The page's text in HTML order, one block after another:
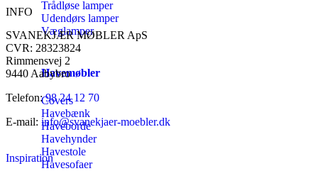
Trådløse lamper
Udendørs lamper
Væglamper
Havemøbler
Covers
Havebænk
Haveborde
Havehynder
Havestole
Havesofaer
INFO
SVANEKJÆR MØBLER ApS
CVR: 28323824
Rimmensvej 2
9440 Aabybro
Telefon:98 24 12 70
E-mail: info@svanekjaer-moebler.dk
Inspiration